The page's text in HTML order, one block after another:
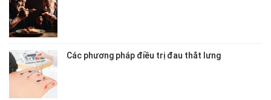
Các phương pháp điều trị đau thắt lưng